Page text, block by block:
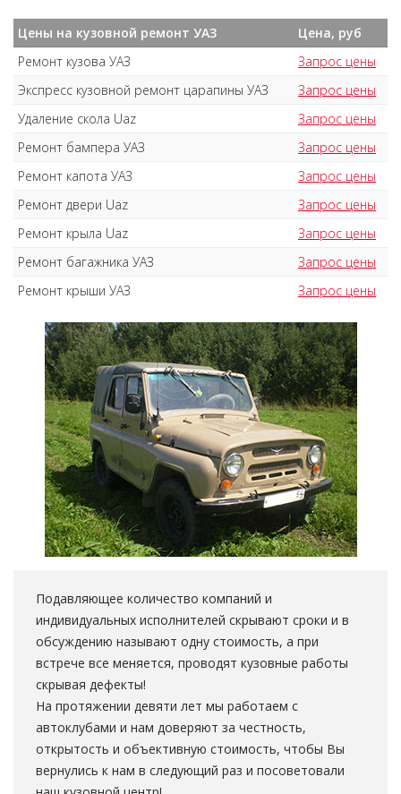
Цены на кузовной ремонт УАЗ
Цена, руб
Ремонт кузова УАЗ
Запрос цены
Экспресс кузовной ремонт царапины УАЗ
Запрос цены
Удаление скола Uaz
Запрос цены
Ремонт бампера УАЗ
Запрос цены
Ремонт капота УАЗ
Запрос цены
Ремонт двери Uaz
Запрос цены
Ремонт крыла Uaz
Запрос цены
Ремонт багажника УАЗ
Запрос цены
Ремонт крыши УАЗ
Запрос цены
Подавляющее количество компаний и
индивидуальных исполнителей скрывают сроки и в
обсуждению называют одну стоимость, а при
встрече все меняется, проводят кузовные работы
скрывая дефекты!
На протяжении девяти лет мы работаем с
автоклубами и нам доверяют за честность,
открытость и объективную стоимость, чтобы Вы
вернулись к нам в следующий раз и посоветовали